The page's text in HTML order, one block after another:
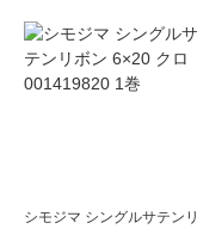
シモジマ シングルサテンリ